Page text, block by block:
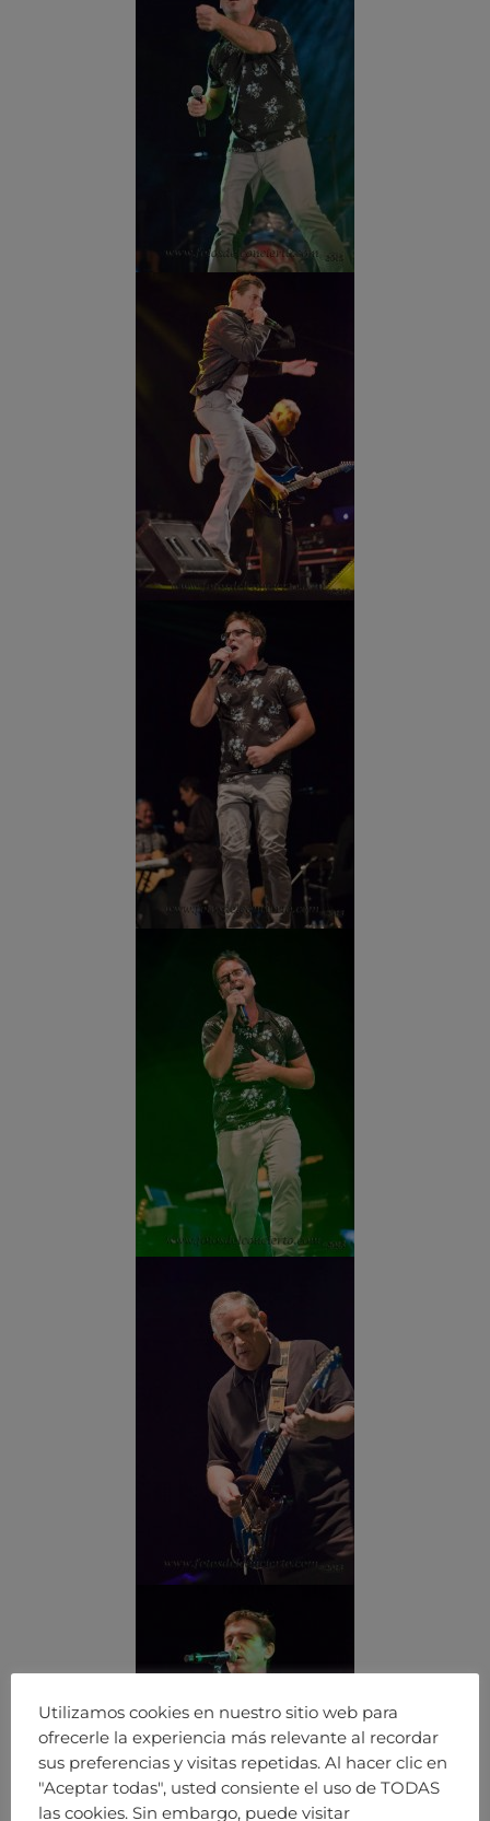
Utilizamos cookies en nuestro sitio web para
ofrecerle la experiencia más relevante al recordar
sus preferencias y visitas repetidas. Al hacer clic en
"Aceptar todas", usted consiente el uso de TODAS
las cookies. Sin embargo, puede visitar